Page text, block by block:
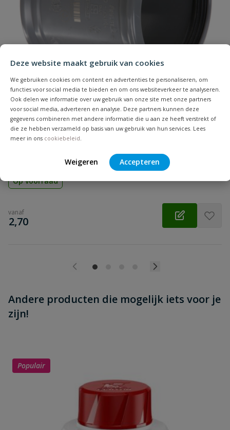
Deze website maakt gebruik van cookies
We gebruiken cookies om content en advertenties te personaliseren, om
functies voor social media te bieden en om ons websiteverkeer te analyseren.
Ook delen we informatie over uw gebruik van onze site met onze partners
voor social media, adverteren en analyse. Deze partners kunnen deze
gegevens combineren met andere informatie die u aan ze heeft verstrekt of
die ze hebben verzameld op basis van uw gebruik van hun services. Lees
meer in ons cookiebeleid
Weigeren Accepteren
Samenvatting
Beoordeling
Beoordeling versturen
PVC overschuifmof
Zonder stootrand | Diameter: 32 t/m 500 mm | Aansluiting:
Op voorraad
vanaf
€
2,70
Andere producten die mogelijk iets voor je
zijn!
Populair